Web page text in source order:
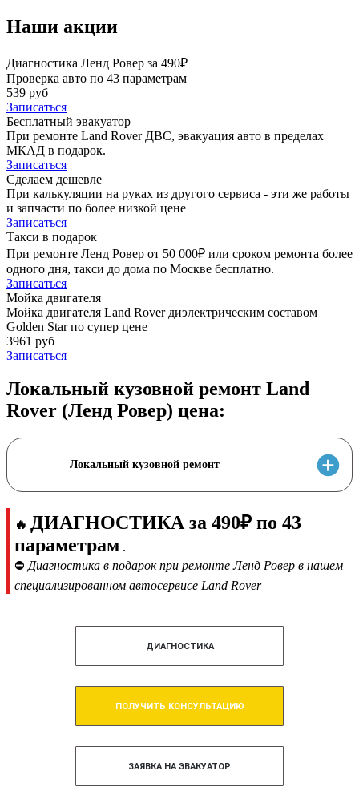
Наши акции
Диагностика Ленд Ровер за 490₽
Проверка авто по 43 параметрам
539 руб
Записаться
Бесплатный эвакуатор
При ремонте Land Rover ДВС, эвакуация авто в пределах
МКАД в подарок.
Записаться
Сделаем дешевле
При калькуляции на руках из другого сервиса - эти же работы
и запчасти по более низкой цене
Записаться
Такси в подарок
При ремонте Ленд Ровер от 50 000₽ или сроком ремонта более
одного дня, такси до дома по Москве бесплатно.
Записаться
Мойка двигателя
Мойка двигателя Land Rover диэлектрическим составом
Golden Star по супер цене
3961 руб
Записаться
Локальный кузовной ремонт Land
Rover (Ленд Ровер) цена:
Локальный кузовной ремонт
🔥 ДИАГНОСТИКА за 490₽ по 43
параметрам .
⛔ Диагностика в подарок при ремонте Ленд Ровер в нашем
специализированном автосервисе Land Rover
ДИАГНОСТИКА
ПОЛУЧИТЬ КОНСУЛЬТАЦИЮ
ЗАЯВКА НА ЭВАКУАТОР